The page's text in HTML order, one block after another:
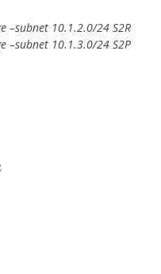
–subnet 10.1.2.0/24 S2R
–subnet 10.1.3.0/24 S2P